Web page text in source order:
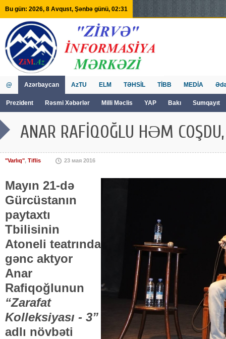
Bu gün: 2026, 8 Avqust, Şənbə günü, 02:31
@ Azərbaycan
Prezident Rəsmi Xəbərlər Milli Məclis YAP Bakı Sumqayıt
AzTU ELM TƏHSİL TİBB MEDİA
ANAR RAFİQOĞLU HƏM
"Varlıq", Tiflis 23 мая 2016
Mayın 21-də
Gürcüstanın
paytaxtı
Tbilisinin
Atoneli teatrında
gənc aktyor
Anar
Rafiqoğlunun
“Zarafat
Kolleksiyası - 3”
adlı növbəti